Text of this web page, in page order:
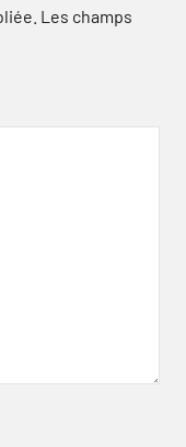
Les champs